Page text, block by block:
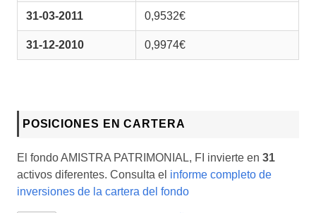
31-03-2011 0,9532€
31-12-2010 0,9974€
POSICIONES EN CARTERA
El fondo AMISTRA PATRIMONIAL, FI invierte en 31
activos diferentes. Consulta el informe completo de
inversiones de la cartera del fondo